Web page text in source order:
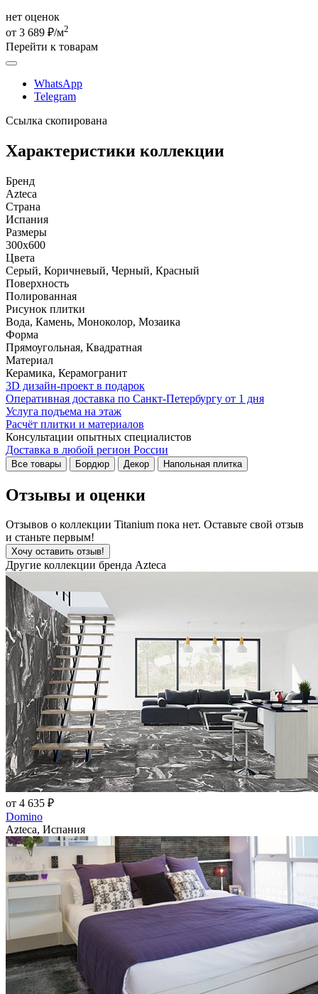
нет оценок
от 3 689 ₽/м2
Перейти к товарам
WhatsApp
Telegram
Ссылка скопирована
Характеристики коллекции
Бренд
Azteca
Страна
Испания
Размеры
300x600
Цвета
Серый, Коричневый, Черный, Красный
Поверхность
Полированная
Рисунок плитки
Вода, Камень, Моноколор, Мозаика
Форма
Прямоугольная, Квадратная
Материал
Керамика, Керамогранит
3D дизайн-проект в подарок
Оперативная доставка по Санкт-Петербургу от 1 дня
Услуга подъема на этаж
Расчёт плитки и материалов
Консультации опытных специалистов
Доставка в любой регион России
Все товары Бордюр Декор Напольная плитка
Отзывы и оценки
Отзывов о коллекции Titanium пока нет. Оставьте свой отзыв
и станьте первым!
Хочу оставить отзыв!
Другие коллекции бренда Azteca
от 4 635 ₽
Domino
Azteca, Испания